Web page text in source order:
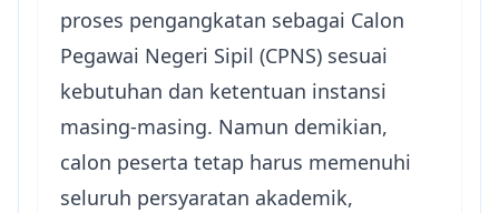
proses pengangkatan sebagai Calon
Pegawai Negeri Sipil (CPNS) sesuai
kebutuhan dan ketentuan instansi
masing-masing. Namun demikian,
calon peserta tetap harus memenuhi
seluruh persyaratan akademik,